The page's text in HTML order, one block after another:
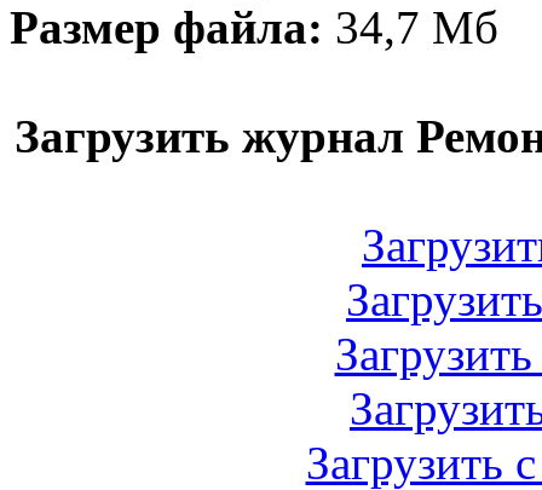
Размер файла: 34,7 Мб
Загрузить журнал
Загрузить